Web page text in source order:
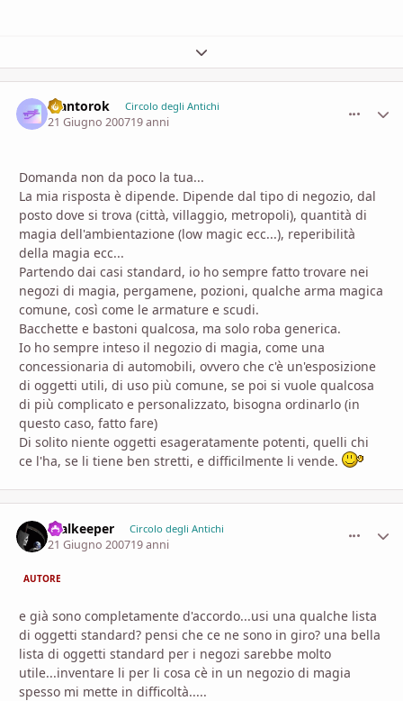
Espandi panoramica del topic
Mantorok Circolo degli Antichi
21 Giugno 200719 anni
Domanda non da poco la tua...
La mia risposta è dipende. Dipende dal tipo di negozio, dal
posto dove si trova (città, villaggio, metropoli), quantità di
magia dell'ambientazione (low magic ecc...), reperibilità
della magia ecc...
Partendo dai casi standard, io ho sempre fatto trovare nei
negozi di magia, pergamene, pozioni, qualche arma magica
comune, così come le armature e scudi.
Bacchette e bastoni qualcosa, ma solo roba generica.
Io ho sempre inteso il negozio di magia, come una
concessionaria di automobili, ovvero che c'è un'esposizione
di oggetti utili, di uso più comune, se poi si vuole qualcosa
di più complicato e personalizzato, bisogna ordinarlo (in
questo caso, fatto fare)
Di solito niente oggetti esageratamente potenti, quelli chi
ce l'ha, se li tiene ben stretti, e difficilmente li vende.
realkeeper Circolo degli Antichi
21 Giugno 200719 anni
AUTORE
e già sono completamente d'accordo...usi una qualche lista
di oggetti standard? pensi che ce ne sono in giro? una bella
lista di oggetti standard per i negozi sarebbe molto
utile...inventare li per li cosa cè in un negozio di magia
spesso mi mette in difficoltà.....